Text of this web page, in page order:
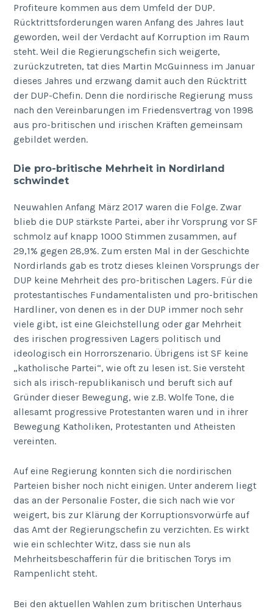
Profiteure kommen aus dem Umfeld der DUP.
Rücktrittsforderungen waren Anfang des Jahres laut
geworden, weil der Verdacht auf Korruption im Raum
steht. Weil die Regierungschefin sich weigerte,
zurückzutreten, tat dies Martin McGuinness im Januar
dieses Jahres und erzwang damit auch den Rücktritt
der DUP-Chefin. Denn die nordirische Regierung muss
nach den Vereinbarungen im Friedensvertrag von 1998
aus pro-britischen und irischen Kräften gemeinsam
gebildet werden.
Die pro-britische Mehrheit in Nordirland
schwindet
Neuwahlen Anfang März 2017 waren die Folge. Zwar
blieb die DUP stärkste Partei, aber ihr Vorsprung vor SF
schmolz auf knapp 1000 Stimmen zusammen, auf
29,1% gegen 28,9%. Zum ersten Mal in der Geschichte
Nordirlands gab es trotz dieses kleinen Vorsprungs der
DUP keine Mehrheit des pro-britischen Lagers. Für die
protestantisches Fundamentalisten und pro-britischen
Hardliner, von denen es in der DUP immer noch sehr
viele gibt, ist eine Gleichstellung oder gar Mehrheit
des irischen progressiven Lagers politisch und
ideologisch ein Horrorszenario. Übrigens ist SF keine
„katholische Partei“, wie oft zu lesen ist. Sie versteht
sich als irisch-republikanisch und beruft sich auf
Gründer dieser Bewegung, wie z.B. Wolfe Tone, die
allesamt progressive Protestanten waren und in ihrer
Bewegung Katholiken, Protestanten und Atheisten
vereinten.
Auf eine Regierung konnten sich die nordirischen
Parteien bisher noch nicht einigen. Unter anderem liegt
das an der Personalie Foster, die sich nach wie vor
weigert, bis zur Klärung der Korruptionsvorwürfe auf
das Amt der Regierungschefin zu verzichten. Es wirkt
wie ein schlechter Witz, dass sie nun als
Mehrheitsbeschafferin für die britischen Torys im
Rampenlicht steht.
Bei den aktuellen Wahlen zum britischen Unterhaus